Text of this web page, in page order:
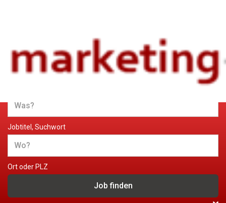
Jobs und Stellenangebote im
Marketing
Jobtitel, Suchwort
Ort oder PLZ